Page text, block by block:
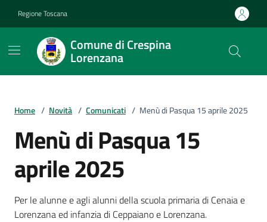
Regione Toscana
Comune di Crespina
Lorenzana
Home / Novità / Comunicati / Menù di Pasqua 15 aprile 2025
Menù di Pasqua 15
aprile 2025
Dettagli della notizia
Per le alunne e agli alunni della scuola primaria di Cenaia e
Lorenzana ed infanzia di Ceppaiano e Lorenzana.